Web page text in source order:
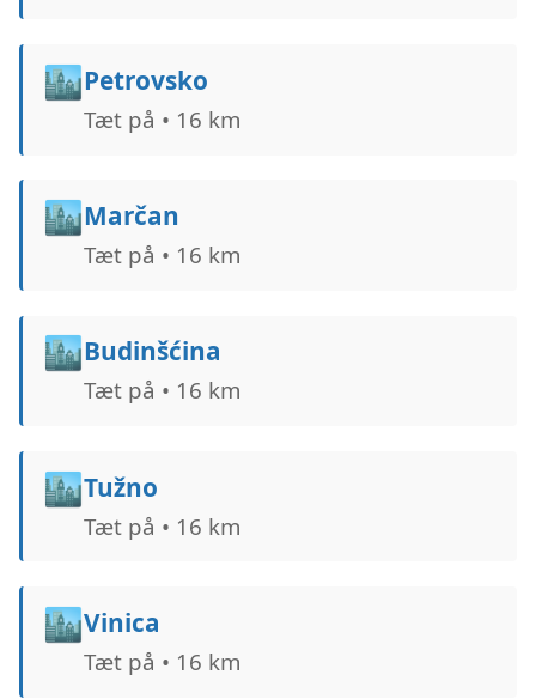
🏙️Petrovsko
Tæt på • 16 km
🏙️Marčan
Tæt på • 16 km
🏙️Budinšćina
Tæt på • 16 km
🏙️Tužno
Tæt på • 16 km
🏙️Vinica
Tæt på • 16 km